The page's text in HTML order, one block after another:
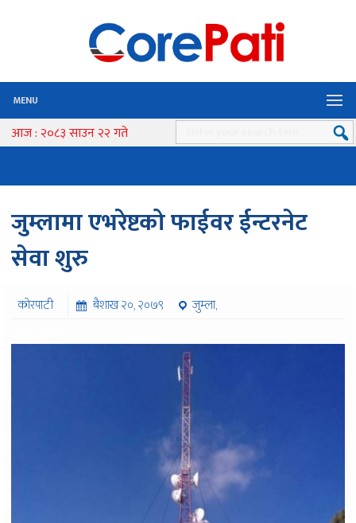
MENU
आज : २०८३ साउन २२ गते
जुम्लामा एभरेष्टको फाईवर ईन्टरनेट
सेवा शुरु
कोरपाटी बैशाख २०, २०७९
जुम्ला,